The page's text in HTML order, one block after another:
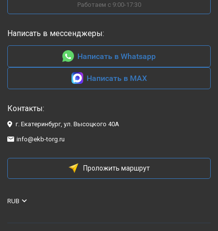
Работаем с 9:00-17:30
Написать в мессенджеры:
Написать в Whatsapp
Написать в MAX
Контакты:
г. Екатеринбург, ул. Высоцкого 40А
info@ekb-torg.ru
Проложить маршрут
RUB